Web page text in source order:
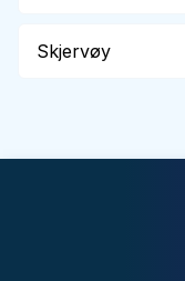
Skjervøy